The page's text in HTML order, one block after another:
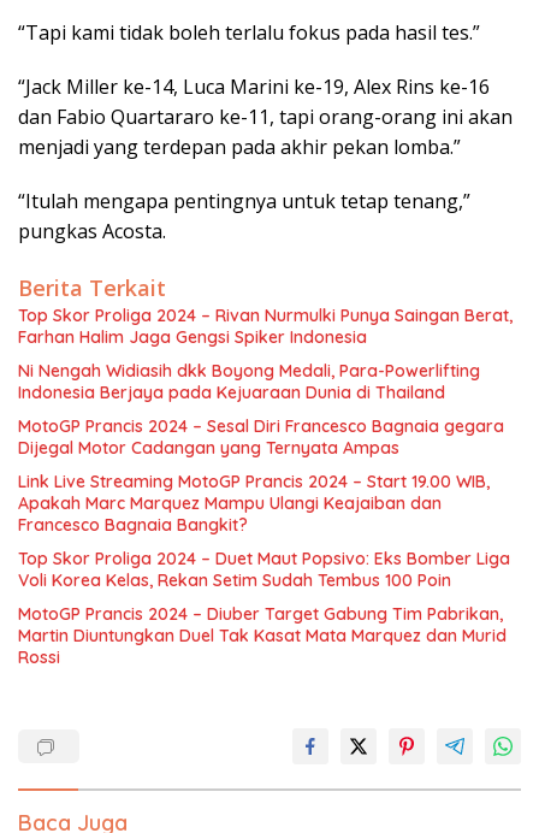
“Tapi kami tidak boleh terlalu fokus pada hasil tes.”
“Jack Miller ke-14, Luca Marini ke-19, Alex Rins ke-16
dan Fabio Quartararo ke-11, tapi orang-orang ini akan
menjadi yang terdepan pada akhir pekan lomba.”
“Itulah mengapa pentingnya untuk tetap tenang,”
pungkas Acosta.
Berita Terkait
Top Skor Proliga 2024 – Rivan Nurmulki Punya Saingan Berat,
Farhan Halim Jaga Gengsi Spiker Indonesia
Ni Nengah Widiasih dkk Boyong Medali, Para-Powerlifting
Indonesia Berjaya pada Kejuaraan Dunia di Thailand
MotoGP Prancis 2024 – Sesal Diri Francesco Bagnaia gegara
Dijegal Motor Cadangan yang Ternyata Ampas
Link Live Streaming MotoGP Prancis 2024 – Start 19.00 WIB,
Apakah Marc Marquez Mampu Ulangi Keajaiban dan
Francesco Bagnaia Bangkit?
Top Skor Proliga 2024 – Duet Maut Popsivo: Eks Bomber Liga
Voli Korea Kelas, Rekan Setim Sudah Tembus 100 Poin
MotoGP Prancis 2024 – Diuber Target Gabung Tim Pabrikan,
Martin Diuntungkan Duel Tak Kasat Mata Marquez dan Murid
Rossi
Baca Juga